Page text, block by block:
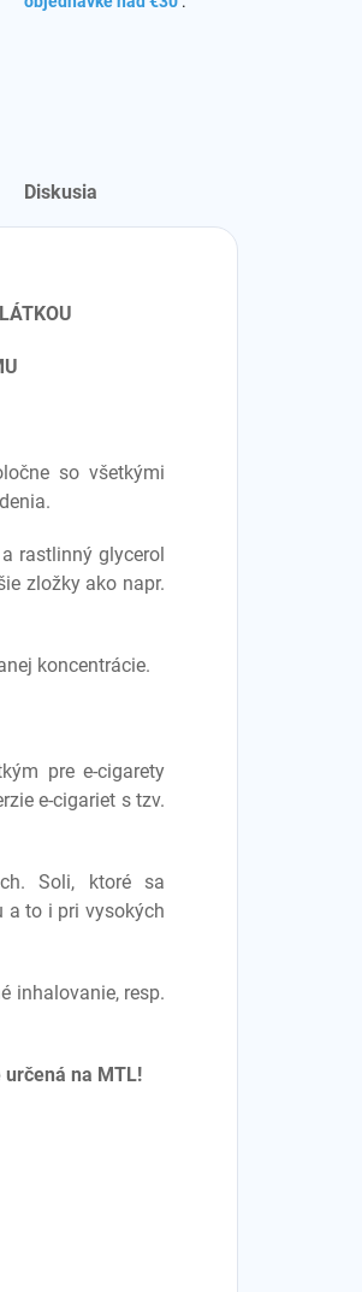
Diskusia
so všetkými
rastlinný glycerol
zložky ako napr.
koncentrácie.
pre e-cigarety
e-cigariet s tzv.
Soli, ktoré sa
a to i pri vysokých
inhalovanie, resp.
na MTL!